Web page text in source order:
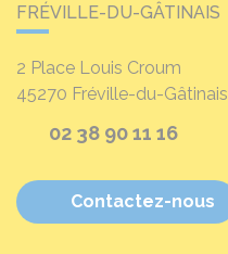
FRÉVILLE-DU-GÂTINAIS
2 Place Louis Croum
45270 Fréville-du-Gâtinais
02 38 90 11 16
Contactez-nous